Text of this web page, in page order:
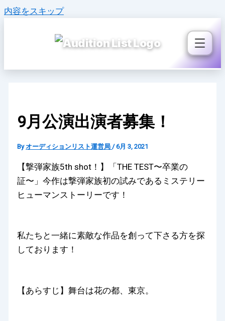
内容をスキップ
9月公演出演者募集！
Byオーディションリスト運営局 /6月 3, 2021
【撃弾家族5th shot！】「THE TEST〜卒業の
証〜」今作は撃弾家族初の試みであるミステリー
ヒューマンストーリーです！
私たちと一緒に素敵な作品を創って下さる方を探
しております！
【あらすじ】舞台は花の都、東京。